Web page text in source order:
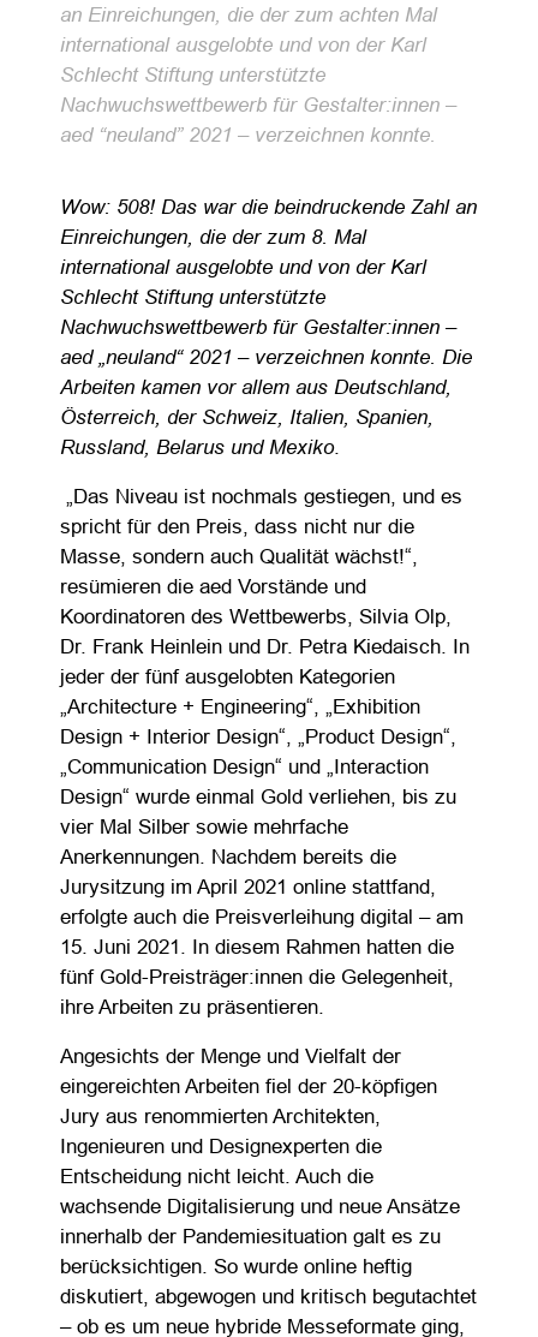
an Einreichungen, die der zum achten Mal
international ausgelobte und von der Karl
Schlecht Stiftung unterstützte
Nachwuchswettbewerb für Gestalter:innen –
aed “neuland” 2021 – verzeichnen konnte.
Wow: 508! Das war die beindruckende Zahl an
Einreichungen, die der zum 8. Mal
international ausgelobte und von der Karl
Schlecht Stiftung unterstützte
Nachwuchswettbewerb für Gestalter:innen –
aed „neuland“ 2021 – verzeichnen konnte. Die
Arbeiten kamen vor allem aus Deutschland,
Österreich, der Schweiz, Italien, Spanien,
Russland, Belarus und Mexiko.
„Das Niveau ist nochmals gestiegen, und es
spricht für den Preis, dass nicht nur die
Masse, sondern auch Qualität wächst!“,
resümieren die aed Vorstände und
Koordinatoren des Wettbewerbs, Silvia Olp,
Dr. Frank Heinlein und Dr. Petra Kiedaisch. In
jeder der fünf ausgelobten Kategorien
„Architecture + Engineering“, „Exhibition
Design + Interior Design“, „Product Design“,
„Communication Design“ und „Interaction
Design“ wurde einmal Gold verliehen, bis zu
vier Mal Silber sowie mehrfache
Anerkennungen. Nachdem bereits die
Jurysitzung im April 2021 online stattfand,
erfolgte auch die Preisverleihung digital – am
15. Juni 2021. In diesem Rahmen hatten die
fünf Gold-Preisträger:innen die Gelegenheit,
ihre Arbeiten zu präsentieren.
Angesichts der Menge und Vielfalt der
eingereichten Arbeiten fiel der 20-köpfigen
Jury aus renommierten Architekten,
Ingenieuren und Designexperten die
Entscheidung nicht leicht. Auch die
wachsende Digitalisierung und neue Ansätze
innerhalb der Pandemiesituation galt es zu
berücksichtigen. So wurde online heftig
diskutiert, abgewogen und kritisch begutachtet
– ob es um neue hybride Messeformate ging,